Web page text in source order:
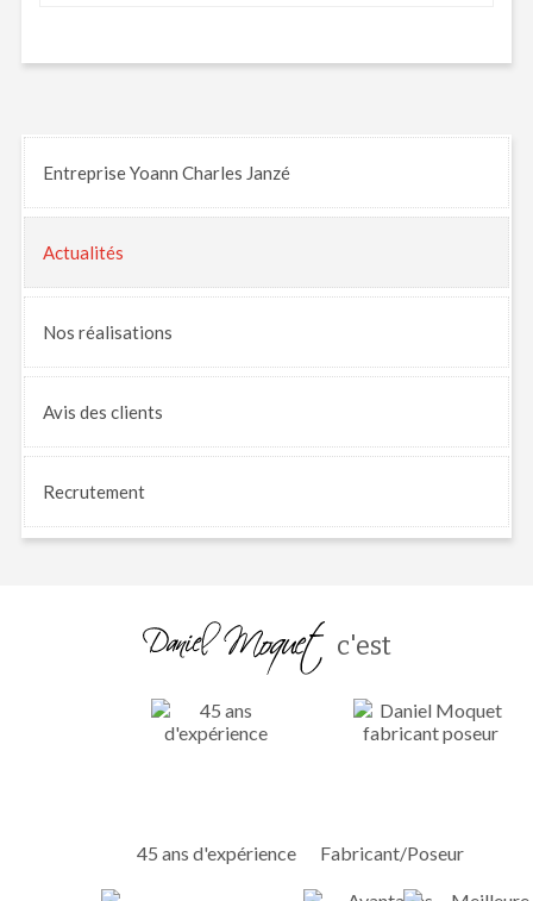
Entreprise Yoann Charles Janzé
Actualités
Nos réalisations
Avis des clients
Recrutement
c'est
45 ans d'expérience Fabricant/Poseur